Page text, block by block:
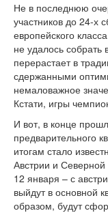
Не в последнюю
участников до 24-х
европейского
не удалось
перерастает в
сдержанными
немаловажное
Кстати, игры
И вот, в конце
предварительного
итогам стало
Австрии и
12 января – с
выйдут в основной
образом, будут